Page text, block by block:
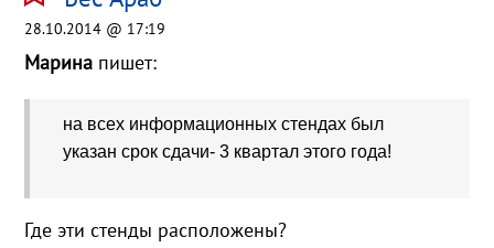
28.10.2014 @ 17:19
Марина пишет:
на всех информационных стендах был
указан срок сдачи- 3 квартал этого года!
Где эти стенды расположены?